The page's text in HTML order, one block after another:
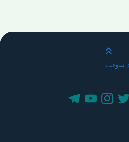
قم بالتمرير لأعلى
سوفت